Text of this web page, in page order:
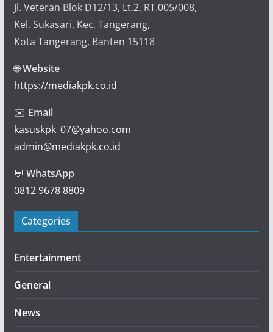
Jl. Veteran Blok D12/13, Lt.2, RT.005/008,
Kel. Sukasari, Kec. Tangerang,
Kota Tangerang, Banten 15118
🌐Website
https://mediakpk.co.id
✉️ Email
kasuskpk_07@yahoo.com
admin@mediakpk.co.id
💬 WhatsApp
0812 9678 8809
Categories
Entertainment
General
News